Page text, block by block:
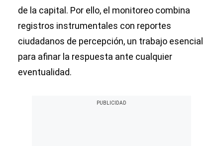
de la capital. Por ello, el monitoreo combina
registros instrumentales con reportes
ciudadanos de percepción, un trabajo esencial
para afinar la respuesta ante cualquier
eventualidad.